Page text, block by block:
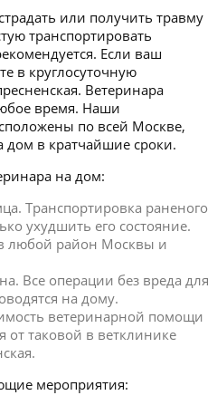
или получить травму
транспортировать
Если ваш
в круглосуточную
Ветеринара
время. Наши
по всей Москве,
в кратчайшие сроки.
на дом:
Транспортировка раненого
ухудшить его состояние.
любой район Москвы и
Все операции без вреда для
на дому.
ветеринарной помощи
от таковой в ветклинике
мероприятия: